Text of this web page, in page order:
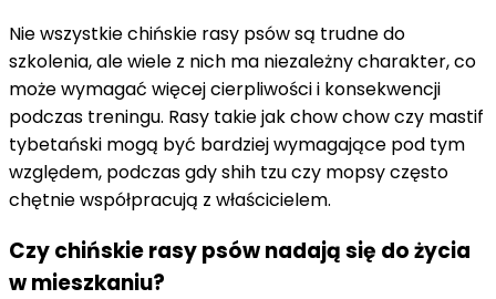
Nie wszystkie chińskie rasy psów są trudne do
szkolenia, ale wiele z nich ma niezależny charakter, co
może wymagać więcej cierpliwości i konsekwencji
podczas treningu. Rasy takie jak chow chow czy mastif
tybetański mogą być bardziej wymagające pod tym
względem, podczas gdy shih tzu czy mopsy często
chętnie współpracują z właścicielem.
Czy chińskie rasy psów nadają się do życia
w mieszkaniu?